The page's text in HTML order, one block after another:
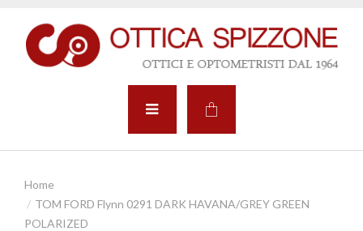
TOM FORD Flynn 0291 DARK HAVANA/GREY GREEN
POLARIZED